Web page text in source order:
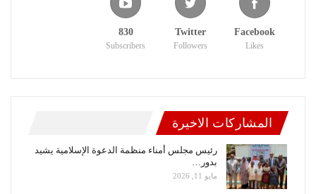
Facebook
Likes
Twitter
Followers
830
Subscribers
المشاركات الاخيرة
رئيس مجلس أمناء منظمة الدعوة الإسلامية يشيد
بدور…
مايو 11, 2026